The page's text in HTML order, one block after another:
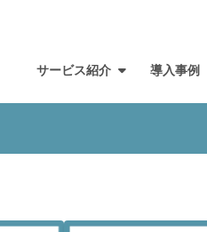
サービス紹介 導入事例